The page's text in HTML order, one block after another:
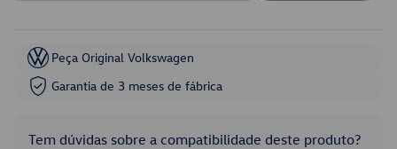
Peça Original Volkswagen
Garantia de 3 meses de fábrica
Tem dúvidas sobre a compatibilidade deste produto?